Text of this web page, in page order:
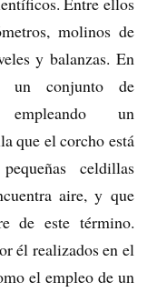
molinos de
y balanzas. En
un conjunto de
empleando un
que el corcho está
celdillas
aire, y que
de este término.
él realizados en el
el empleo de un